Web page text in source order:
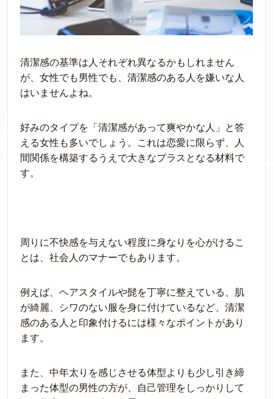
清潔感の基準は人それぞれ異なるかもしれません
が、女性でも男性でも、清潔感のある人を嫌いな人
はいませんよね。
好みのタイプを「清潔感があって爽やかな人」と答
える女性も多いでしょう。これは恋愛に限らず、人
間関係を構築するうえで大きなプラスとなる材料で
す。
周りに不快感を与えない程度に身なりを心がけるこ
とは、社会人のマナーでもあります。
例えば、ヘアスタイルや髭を丁寧に整えている、肌
が綺麗、シワのない服を身に付けているなど、清潔
感のある人と印象付けるには様々なポイントがあり
ます。
また、中年太りを感じさせる体型よりも少し引き締
まった体型の男性の方が、自己管理をしっかりして